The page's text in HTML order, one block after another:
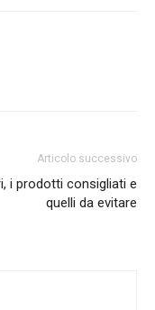
Articolo successivo
i prodotti consigliati e
quelli da evitare